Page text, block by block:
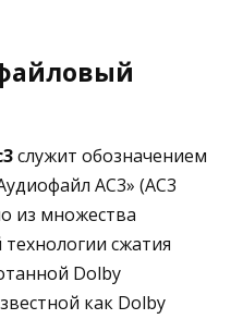
служит обозначением
AC3» (AC3
из множества
сжатия
Dolby
как Dolby